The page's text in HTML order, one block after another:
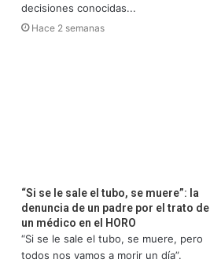
decisiones conocidas...
Hace 2 semanas
“Si se le sale el tubo, se muere”: la
denuncia de un padre por el trato de
un médico en el HORO
“Si se le sale el tubo, se muere, pero
todos nos vamos a morir un día”.